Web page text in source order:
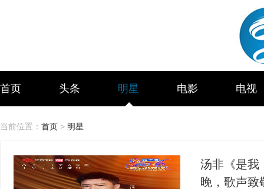
首页 头条 明星 电影 电视
当前位置： 首页 > 明星
汤非《是我
晚，歌声致